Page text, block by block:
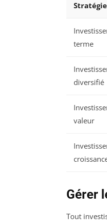
Stratégie
terme
diversifié
valeur
Gérer
Tout